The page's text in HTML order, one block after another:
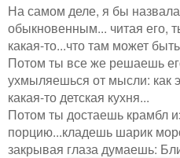
На самом деле, я бы
обыкновенным... читая его,
какая-то...что там может
Потом ты все же решаешь
ухмыляешься от мысли: как
какая-то детская кухня...
Потом ты достаешь крамбл
порцию...кладешь шарик
закрывая глаза думаешь: